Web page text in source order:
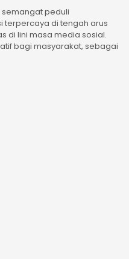
peduli
di tengah arus
di lini masa media sosial.
bagi masyarakat, sebagai